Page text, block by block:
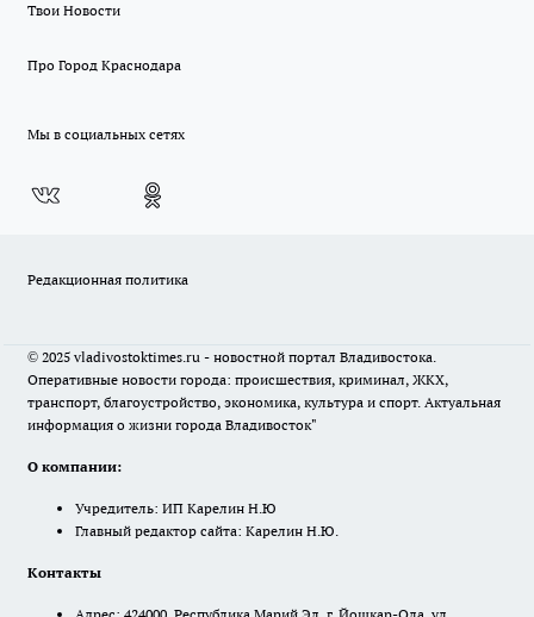
Твои Новости
Про Город Краснодара
Мы в социальных сетях
Редакционная политика
© 2025 vladivostoktimes.ru - новостной портал Владивостока.
Оперативные новости города: происшествия, криминал, ЖКХ,
транспорт, благоустройство, экономика, культура и спорт. Актуальная
информация о жизни города Владивосток"
О компании:
Учредитель: ИП Карелин Н.Ю
Главный редактор сайта: Карелин Н.Ю.
Контакты